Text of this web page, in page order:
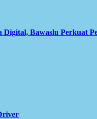
Bawaslu Perkuat